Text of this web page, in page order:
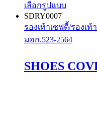
เลือกรูปแบบ
This
product
has
multiple
The
options
SDRY0007
รองเท้าเซฟตี้/รองเ
มอก.523-2564
SHOES